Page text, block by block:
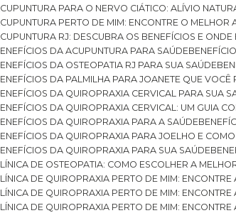
ACUPUNTURA PARA O NERVO CIÁTICO: ALÍVIO
ACUPUNTURA PERTO DE MIM: ENCONTRE O
ACUPUNTURA RJ: DESCUBRA OS BENEFÍCIOS E
BENEFÍCIOS DA ACUPUNTURA PARA SAÚDE
BENEFÍCIOS DA OSTEOPATIA RJ PARA SUA SAÚDE
BENEFÍCIOS DA PALMILHA PARA JOANETE QUE VOCÊ
BENEFÍCIOS DA QUIROPRAXIA CERVICAL PARA SUA
BENEFÍCIOS DA QUIROPRAXIA CERVICAL: UM GUIA
BENEFÍCIOS DA QUIROPRAXIA PARA A SAÚDE
BENEFÍCIOS DA QUIROPRAXIA PARA JOELHO E
BENEFÍCIOS DA QUIROPRAXIA PARA SUA SAÚDE
CLÍNICA DE OSTEOPATIA: COMO ESCOLHER A
CLÍNICA DE QUIROPRAXIA PERTO DE MIM:
CLÍNICA DE QUIROPRAXIA PERTO DE MIM:
CLÍNICA DE QUIROPRAXIA PERTO DE MIM: